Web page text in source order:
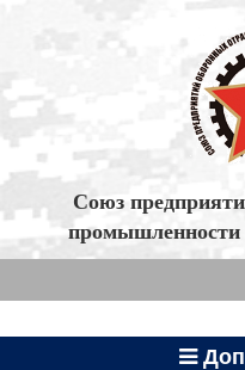
Союз
промышленности